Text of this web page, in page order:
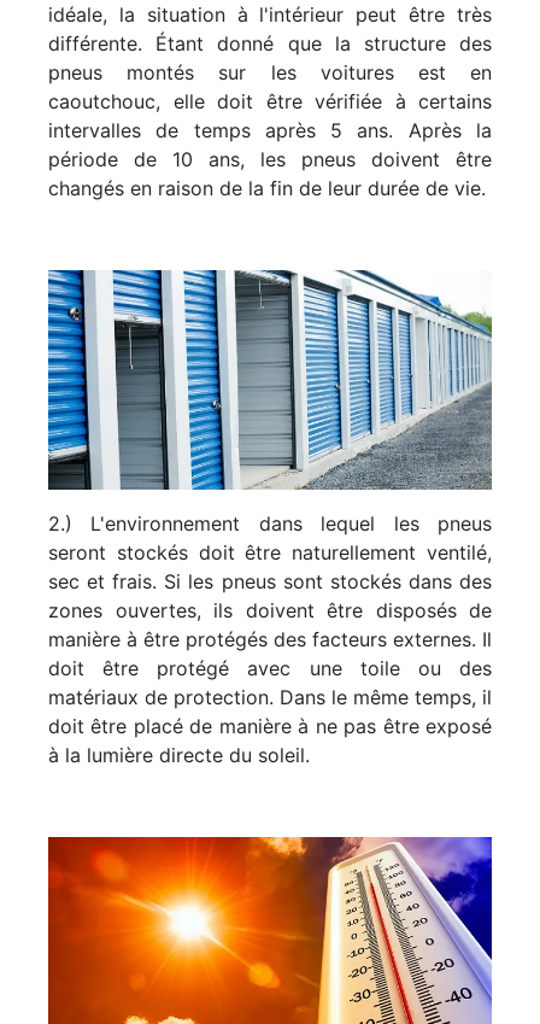
idéale, la situation à l'intérieur peut être très
différente. Étant donné que la structure des
pneus montés sur les voitures est en
caoutchouc, elle doit être vérifiée à certains
intervalles de temps après 5 ans. Après la
période de 10 ans, les pneus doivent être
changés en raison de la fin de leur durée de vie.
2.) L'environnement dans lequel les pneus
seront stockés doit être naturellement ventilé,
sec et frais. Si les pneus sont stockés dans des
zones ouvertes, ils doivent être disposés de
manière à être protégés des facteurs externes. Il
doit être protégé avec une toile ou des
matériaux de protection. Dans le même temps, il
doit être placé de manière à ne pas être exposé
à la lumière directe du soleil.